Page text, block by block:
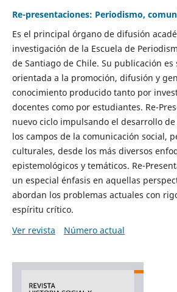
Re-presentaciones: Periodismo,
Es el principal órgano de difusión
investigación de la Escuela de
de Santiago de Chile. Su publicación es
orientada a la promoción, difusión y
conocimiento producido tanto por
docentes como por estudiantes. Re-
nuevo ciclo impulsando el desarrollo
los campos de la comunicación social,
culturales, desde los más diversos
epistemológicos y temáticos. Re-
un especial énfasis en aquellas
abordan los problemas actuales con
espíritu crítico.
Ver revista
Número actual